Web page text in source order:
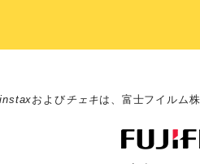
instaxおよびチェキは、富士フイルム